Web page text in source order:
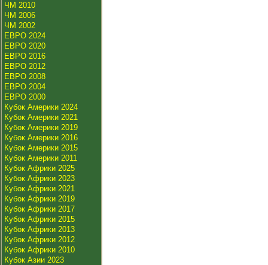
ЧМ 2010
ЧМ 2006
ЧМ 2002
ЕВРО 2024
ЕВРО 2020
ЕВРО 2016
ЕВРО 2012
ЕВРО 2008
ЕВРО 2004
ЕВРО 2000
Кубок Америки 2024
Кубок Америки 2021
Кубок Америки 2019
Кубок Америки 2016
Кубок Америки 2015
Кубок Америки 2011
Кубок Африки 2025
Кубок Африки 2023
Кубок Африки 2021
Кубок Африки 2019
Кубок Африки 2017
Кубок Африки 2015
Кубок Африки 2013
Кубок Африки 2012
Кубок Африки 2010
Кубок Азии 2023